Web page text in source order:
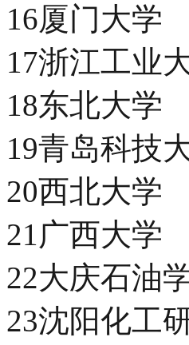
16厦门大学
17浙江工业
18东北大学
19青岛科技
20西北大学
21广西大学
22大庆石油
23沈阳化工